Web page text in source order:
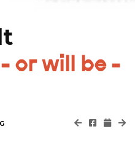
or will be -